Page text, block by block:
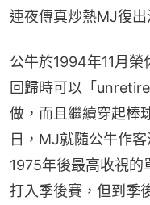
連夜傳真炒熱MJ復出
公牛於1994年11月
回歸時可以「
做，而且繼續穿起棒
日，MJ就隨公牛作
1975年後最高收視的
打入季後賽，但到季